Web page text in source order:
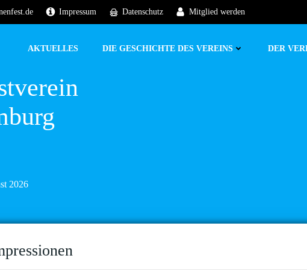
Impressum Datenschutz Mitglied werden
AKTUELLES DIE GESCHICHTE DES VEREINS DER
2026